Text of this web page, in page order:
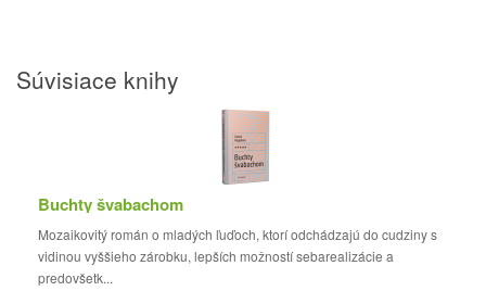
Súvisiace knihy
Buchty švabachom
Mozaikovitý román o mladých ľuďoch, ktorí odchádzajú do cudziny s
vidinou vyššieho zárobku, lepších možností sebarealizácie a
predovšetk...